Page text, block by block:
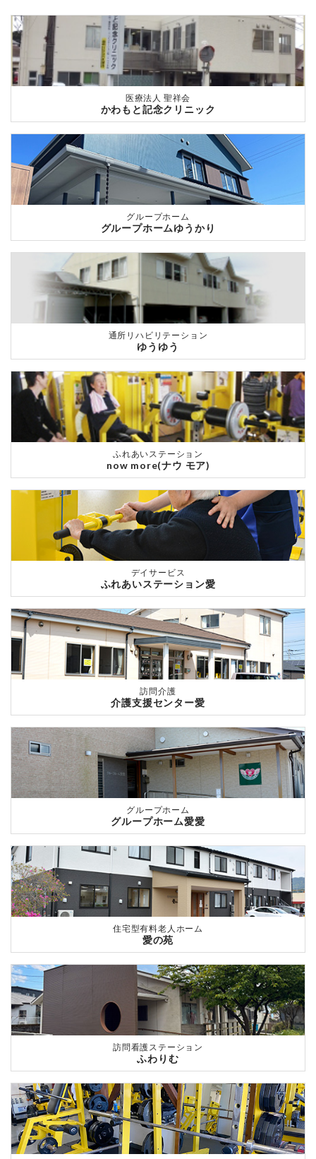
医療法人 聖祥会
かわもと記念クリニック
グループホーム
グループホームゆうかり
通所リハビリテーション
ゆうゆう
ふれあいステーション
now more(ナウ モア)
デイサービス
ふれあいステーション愛
訪問介護
介護支援センター愛
グループホーム
グループホーム愛愛
住宅型有料老人ホーム
愛の苑
訪問看護ステーション
ふわりむ